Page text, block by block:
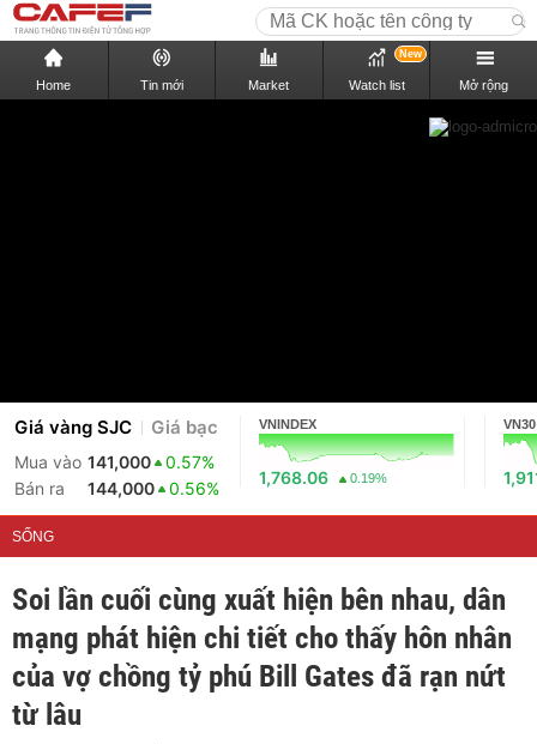
Home Tin mới Market Watch list
New
Mở rộng
Giá vàng SJC Giá bạc
Mua vào 141,000
0.57%
Bán ra
144,000 0.56%
VNINDEX
1,768.06 0.19%
VN30
SỐNG
Soi lần cuối cùng xuất hiện bên nhau, dân
mạng phát hiện chi tiết cho thấy hôn nhân
của vợ chồng tỷ phú Bill Gates đã rạn nứt
từ lâu